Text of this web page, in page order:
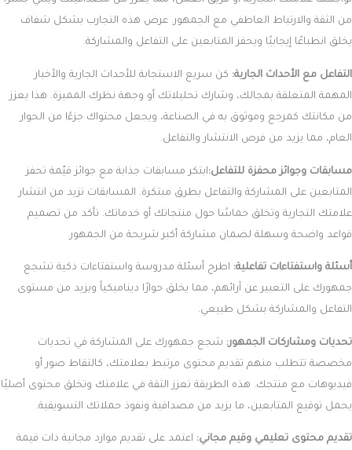
من الثقة والارتباط العاطفي مع الجمهور. عرض هذه التجارب بشكل شفاف
يخلق انطباعًا إيجابيًا ويحفز المتابعين على التفاعل والمشاركة.
التفاعل مع الأحداث الجارية: كن سريع الاستجابة للأحداث الجارية والأخبار
المهمة المتعلقة بمجالك، وشارك تحليلاتك أو وجهة نظرك المميزة. هذا يعزز
من مكانتك كمرجع وموثوق به في الصناعة، ويجعل محتواك جزءًا من الحوار
العام، مما يزيد من فرص الانتشار والتفاعل.
مسابقات وجوائز محفزة للتفاعل:ابتكر مسابقات جذابة مع جوائز قيّمة تحفز
المتابعين على المشاركة والتفاعل بطرق مبتكرة. المسابقات تزيد من انتشار
علامتك التجارية وتخلق حماسًا حول منتجاتك أو خدماتك. تأكد من تصميم
قواعد واضحة وسهلة لضمان مشاركة أكبر شريحة من الجمهور.
أسئلة واستفتاءات تفاعلية: اطرح أسئلة مدروسة واستفتاءات ذكية تشجع
جمهورك على التعبير عن آرائهم، مما يخلق حوارًا ديناميكياً ويزيد من مستوى
التفاعل والمشاركة بشكل طبيعي.
تحديات ومشاركات الجمهور: شجع جمهورك على المشاركة في تحديات
مخصصة تتطلب منهم تقديم محتوى مرتبط بعلامتك، كالتقاط صور أو
فيديوهات مع منتجك. هذه الطريقة تعزز الثقة في علامتك وتخلق محتوى أصليًا
يحمل توقيع المتابعين، ما يزيد من مصداقية ونفوذ حملاتك التسويقية.
تقديم محتوى تعليمي وقيم مجاني: اعتمد على تقديم موارد مجانية ذات قيمة